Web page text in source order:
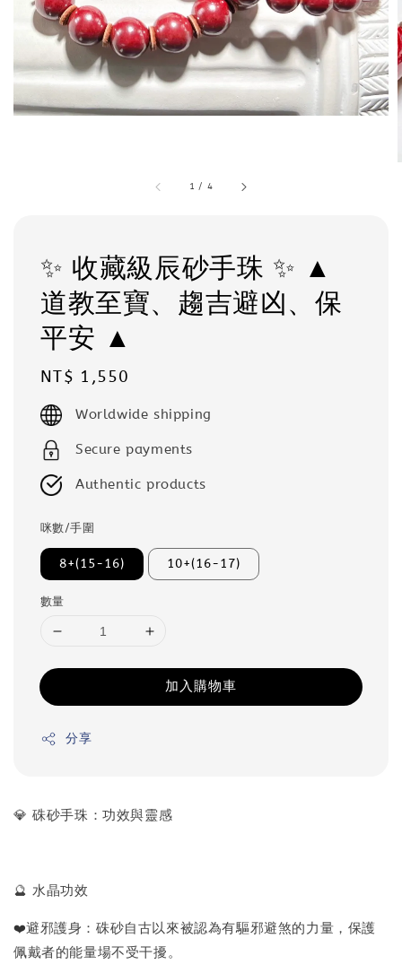
1 / 4
✨ 收藏級辰砂手珠 ✨ ▲
道教至寶、趨吉避凶、保
平安 ▲
Regular
price
NT$ 1,550
Worldwide shipping
Secure payments
Authentic products
咪數/手圍
8+(15-16) 10+(16-17)
數量
加入購物車
分享
💎 硃砂手珠：功效與靈感
🔮 水晶功效
❤️避邪護身：硃砂自古以來被認為有驅邪避煞的力量，保護
佩戴者的能量場不受干擾。